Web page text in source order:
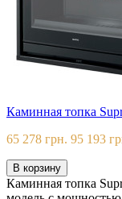
Каминная топка
65 278 грн. 95 193
В корзину
Каминная топка